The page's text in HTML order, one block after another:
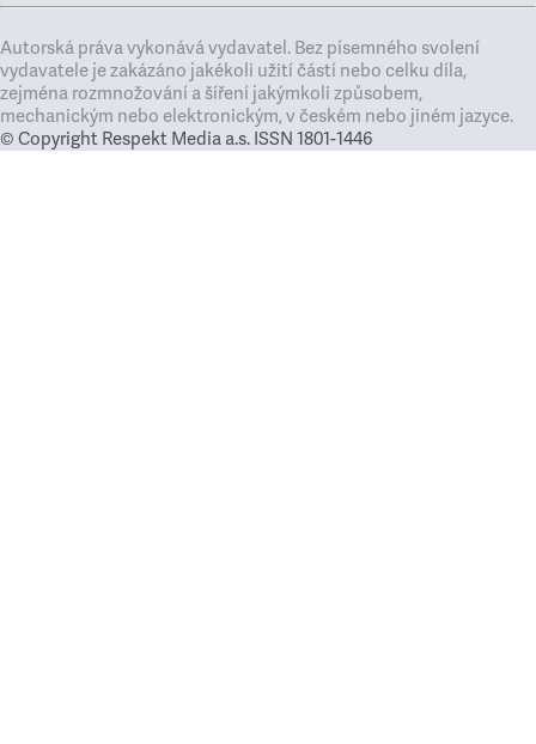
Autorská práva vykonává vydavatel. Bez písemného svolení
vydavatele je zakázáno jakékoli užití částí nebo celku díla,
zejména rozmnožování a šíření jakýmkoli způsobem,
mechanickým nebo elektronickým, v českém nebo jiném jazyce.
© Copyright Respekt Media a.s. ISSN 1801-1446